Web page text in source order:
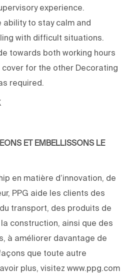
experience.
to stay calm and
with difficult situations.
towards both working hours
for the other Decorating
required.
ET EMBELLISSONS LE
en matière d’innovation, de
PPG aide les clients des
transport, des produits de
construction, ainsi que des
à améliorer davantage de
que toute autre
plus, visitez www.ppg.com